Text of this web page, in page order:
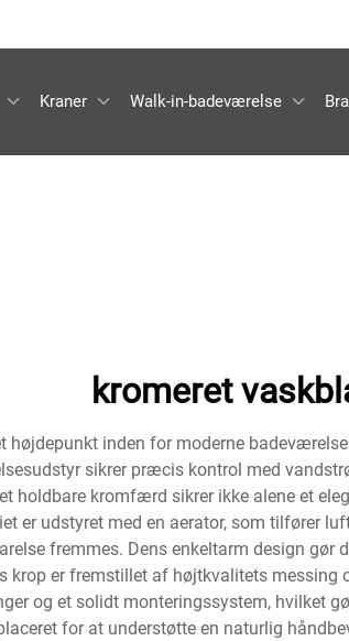
Kraner Walk-in-badeværelse
kromeret
højdepunkt inden for moderne
sikrer præcis kontrol med
holdbare kromfærd sikrer ikke alene et
er udstyret med en aerator, som tilfører
fremmes. Dens enkeltarm design
er fremstillet af højtkvalitets
og et solidt monteringssystem, hvilket
for at understøtte en naturlig